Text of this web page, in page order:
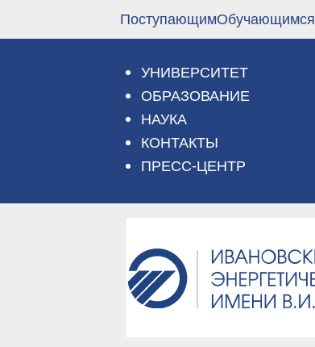
основному
ПоступающимОбучающимся
УНИВЕРСИТЕТ
ОБРАЗОВАНИЕ
НАУКА
КОНТАКТЫ
ПРЕСС-ЦЕНТР